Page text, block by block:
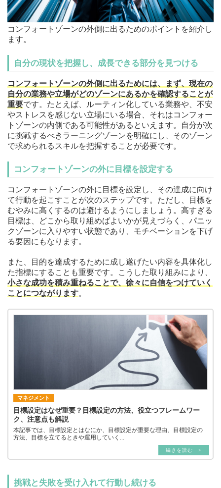
コンフォートゾーンの外側に出るためのポイントを紹介し
ます。
自分の現状を把握し、成長できる部分を見つける
コンフォートゾーンの外側に出るためには、まず、現在の
自分の業務や立場がどのゾーンにあるかを確認することが
重要です。たとえば、ルーティン化している業務や、不安
やストレスを感じない立場にいる場合、それはコンフォー
トゾーンの内側である可能性があるといえます。自分が次
に挑戦するべきラーニングゾーンを明確にし、そのゾーン
で求められるスキルを把握することが必要です。
コンフォートゾーンの外に目標を設定する
コンフォートゾーンの外に目標を設定し、その達成に向け
て行動を起こすことが次のステップです。ただし、目標を
むやみに高くするのは避けるようにしましょう。高すぎる
目標は、どこから取り組めばよいかが見えづらく、パニッ
クゾーンに入りやすい状態であり、モチベーションを下げ
る要因にもなります。
また、目的を達成するために成し遂げたい内容を具体化し
た指標にすることも重要です。こうした取り組みにより、
小さな成功を積み重ねることで、徐々に自信をつけていく
ことにつながります。
マネジメント
目標設定はなぜ重要？目標設定の方法、役立つフレームワー
ク、注意点も解説
本記事では、目標設定とはなにか、目標設定が重要な理由、目標設定の
方法、目標を立てるときや運用していく...
続きを読む >
挑戦と失敗を受け入れて行動し続ける